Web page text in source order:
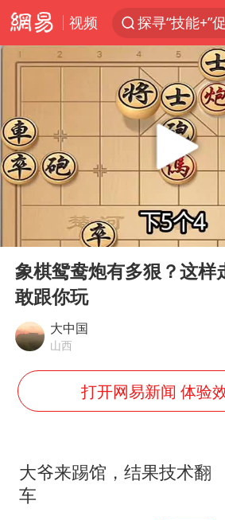
视频
探寻“技能+”
店主遭女子“
美国退回
38岁山东财
河南试行周
Play
象棋鸳鸯炮有多狠？这样
敢跟你玩
大中国
山西
打开网易新闻 体验
大爷来踢馆，结果技术翻
车